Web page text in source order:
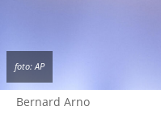
Bernard Arno